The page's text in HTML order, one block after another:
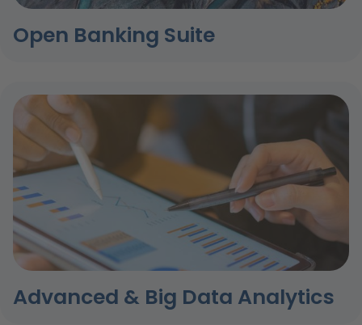
Open Banking Suite
Advanced & Big Data Analytics